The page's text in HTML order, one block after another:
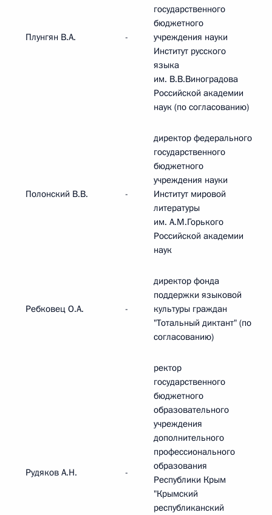
Плунгян В.А. -
государственного
бюджетного
учреждения науки
Институт русского
языка
им. В.В.Виноградова
Российской академии
наук (по согласованию)
Полонский В.В. -
директор федерального
государственного
бюджетного
учреждения науки
Институт мировой
литературы
им. А.М.Горького
Российской академии
наук
Ребковец О.А. -
директор фонда
поддержки языковой
культуры граждан
"Тотальный диктант" (по
согласованию)
Рудяков А.Н. -
ректор
государственного
бюджетного
образовательного
учреждения
дополнительного
профессионального
образования
Республики Крым
"Крымский
республиканский